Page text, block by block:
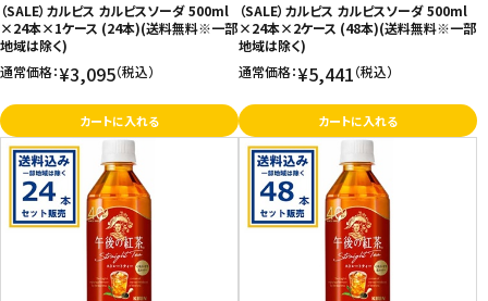
（SALE）カルピス カルピスソーダ 500ml
×24本×1ケース (24本)(送料無料※一部
地域は除く)
通常価格：¥3,095（税込）
カートに入れる
（SALE）カルピス カルピスソーダ 500ml
×24本×2ケース (48本)(送料無料※一部
地域は除く)
通常価格：¥5,441（税込）
カートに入れる